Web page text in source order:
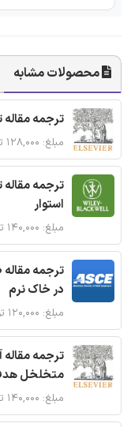
محصولات مشابه
ترجمه
مبلغ: ۱۲۸,۰۰۰ تومان
ترجمه
استوار
مبلغ: ۱۴۰,۰۰۰ تومان
ترجمه
در خاک نرم
مبلغ: ۱۲۰,۰۰۰ تومان
ترجمه مقاله
متخلخل
مبلغ: ۱۴۰,۰۰۰ تومان